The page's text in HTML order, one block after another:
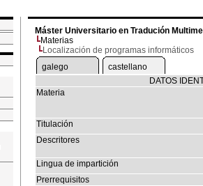
Máster Universitario en Tradución
Materias
Localización de programas informáticos
galego
castellano
DATOS
Materia
Titulación
Descritores
Lingua de impartición
Prerrequisitos